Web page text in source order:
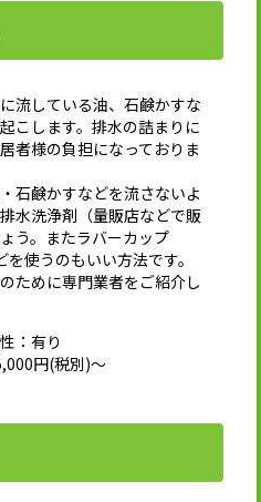
流している油、石鹸かすな
こします。排水の詰まりに
者様の負担になっておりま
石鹸かすなどを流さないよ
水洗浄剤（量販店などで販
う。またラバーカップ
を使うのもいい方法です。
ために専門業者をご紹介し
：有り
円(税別)～